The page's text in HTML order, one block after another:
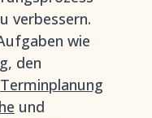
verbessern.
wie
, den
Terminplanung
und